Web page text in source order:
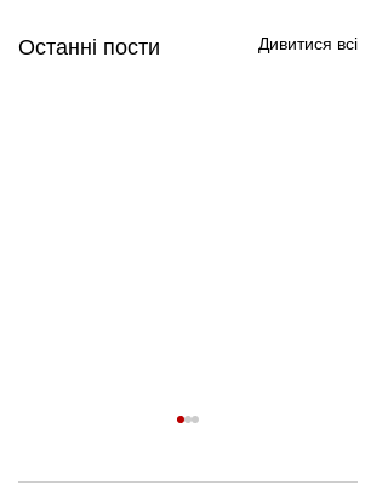
Останні пости Дивитися всі